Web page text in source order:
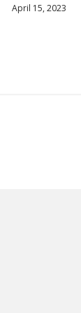
April 15, 2023